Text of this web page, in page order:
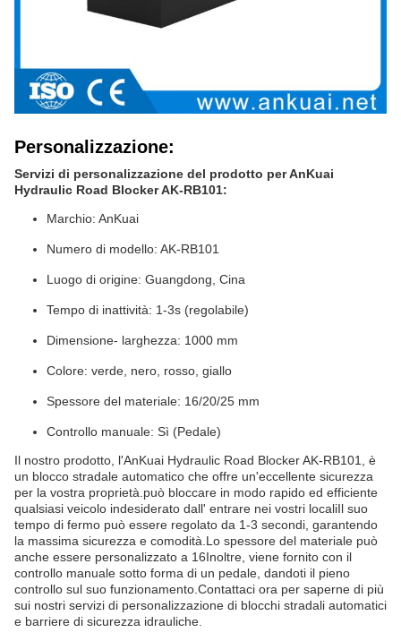
Personalizzazione:
Servizi di personalizzazione del prodotto per AnKuai
Hydraulic Road Blocker AK-RB101:
Marchio: AnKuai
Numero di modello: AK-RB101
Luogo di origine: Guangdong, Cina
Tempo di inattività: 1-3s (regolabile)
Dimensione- larghezza: 1000 mm
Colore: verde, nero, rosso, giallo
Spessore del materiale: 16/20/25 mm
Controllo manuale: Sì (Pedale)
Il nostro prodotto, l'AnKuai Hydraulic Road Blocker AK-RB101, è
un blocco stradale automatico che offre un'eccellente sicurezza
per la vostra proprietà.può bloccare in modo rapido ed efficiente
qualsiasi veicolo indesiderato dall' entrare nei vostri localiIl suo
tempo di fermo può essere regolato da 1-3 secondi, garantendo
la massima sicurezza e comodità.Lo spessore del materiale può
anche essere personalizzato a 16Inoltre, viene fornito con il
controllo manuale sotto forma di un pedale, dandoti il pieno
controllo sul suo funzionamento.Contattaci ora per saperne di più
sui nostri servizi di personalizzazione di blocchi stradali automatici
e barriere di sicurezza idrauliche.